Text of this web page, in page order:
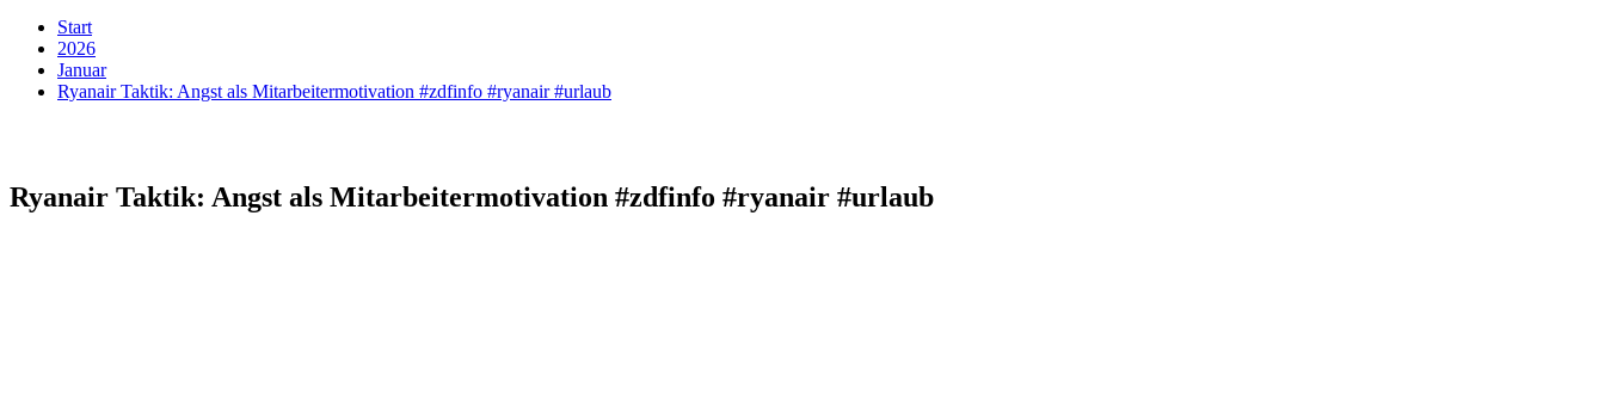
Start
2026
Januar
Ryanair Taktik: Angst als Mitarbeitermotivation #zdfinfo #ryanair #urlaub
Ryanair Taktik: Angst als Mitarbeitermotivation #zdfinfo #ryanair #urlaub